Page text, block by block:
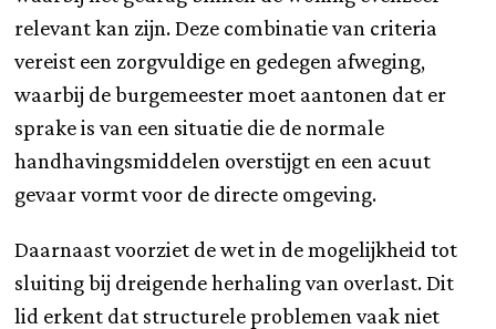
relevant kan zijn. Deze combinatie van criteria
vereist een zorgvuldige en gedegen afweging,
waarbij de burgemeester moet aantonen dat er
sprake is van een situatie die de normale
handhavingsmiddelen overstijgt en een acuut
gevaar vormt voor de directe omgeving.
Daarnaast voorziet de wet in de mogelijkheid tot
sluiting bij dreigende herhaling van overlast. Dit
lid erkent dat structurele problemen vaak niet